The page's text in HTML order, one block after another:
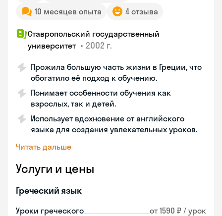
10 месяцев опыта
4 отзыва
Ставропольский государственный
университет • 2002 г.
Прожила большую часть жизни в Греции, что
обогатило её подход к обучению.
Понимает особенности обучения как
взрослых, так и детей.
Использует вдохновение от английского
языка для создания увлекательных уроков.
Читать дальше
Услуги и цены
Греческий язык
Уроки греческого от 1590 ₽ / урок